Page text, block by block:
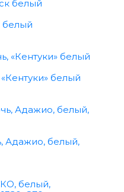
белый
белый
Адажио, белый,